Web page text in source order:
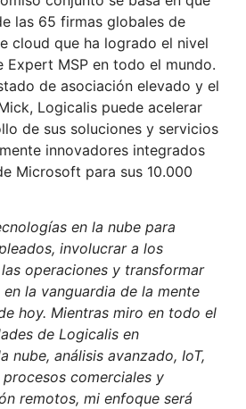
las 65 firmas globales de
cloud que ha logrado el nivel
MSP en todo el mundo.
de asociación elevado y el
Logicalis puede acelerar
de sus soluciones y servicios
innovadores integrados
Microsoft para sus 10.000
en la nube para
involucrar a los
operaciones y transformar
la vanguardia de la mente
hoy. Mientras miro en todo el
de Logicalis en
nube, análisis avanzado, IoT,
comerciales y
remotos, mi enfoque será